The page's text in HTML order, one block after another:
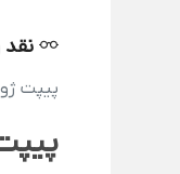
پیپت